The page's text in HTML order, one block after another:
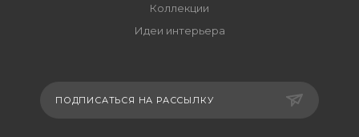
Коллекции
Идеи интерьера
ПОДПИСАТЬСЯ НА РАССЫЛКУ